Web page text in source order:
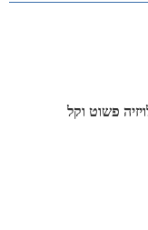
פשוט וקל